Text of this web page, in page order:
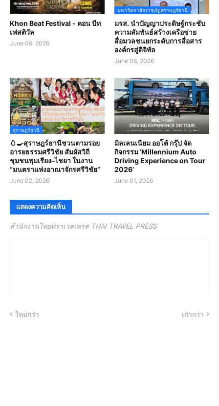
Khon Beat Festival - คอน บีท
เฟสติวัล
June 06, 2026
มหาวิทยาลัยราชภัฏสุราษฎร์ธานี
มรส. นำปัญญาประดิษฐ์กระชับ
ความสัมพันธ์สร้างเครือข่าย
สื่อมวลชนยกระดับการสื่อสาร
องค์กรสู่ดิจิทัล
June 06, 2026
สุราษฎร์ธานี
🥚🍳สุราษฎร์ธานีชวนตามรอย
อารยธรรมศรีวิชัย สัมผัสวิถี
ชุมชนพุมเรียง–ไชยา ในงาน
“มนตราแห่งอาณาจักรศรีวิชัย”
June 02, 2026
มิลเลนเนียม ออโต้ กรุ๊ป จัด
กิจกรรม ‘Millennium Auto
Driving Experience on Tour
2026’
June 01, 2026
แสดงความคิดเห็น
สำนักงานไทยทราเวลเพรส THAI TRAVEL PRESS
ใหม่กว่า เก่ากว่า